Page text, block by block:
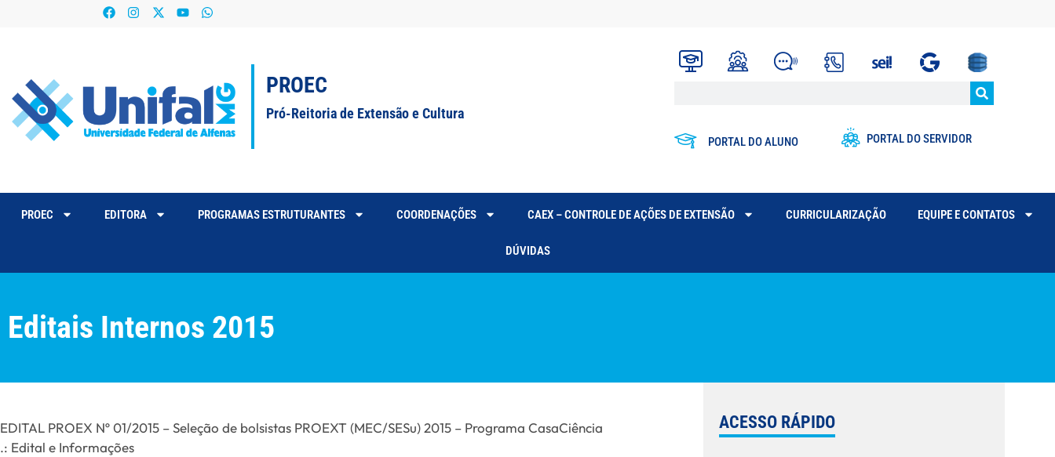
PROEC
Pró-Reitoria de Extensão e Cultura
PORTAL DO ALUNO PORTAL DO SERVIDOR
PROEC EDITORA PROGRAMAS ESTRUTURANTES COORDENAÇÕES CAEX – CONTROLE DE AÇÕES DE EXTENSÃO CURRICULARIZAÇÃO EQUIPE E CONTATOS
DÚVIDAS
Editais Internos 2015
EDITAL PROEX Nº 01/2015 – Seleção de bolsistas PROEXT (MEC/SESu) 2015 – Programa CasaCiência
.: Edital e Informações
ACESSO RÁPIDO